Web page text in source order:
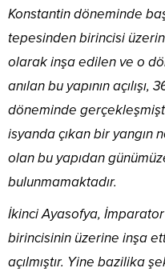
Konstantin döneminde
tepesinden birincisi
olarak inşa edilen ve o
anılan bu yapının açılışı,
döneminde
isyanda çıkan bir yangın
olan bu yapıdan
bulunmamaktadır.
İkinci Ayasofya,
birincisinin üzerine inşa
açılmıştır. Yine bazilika